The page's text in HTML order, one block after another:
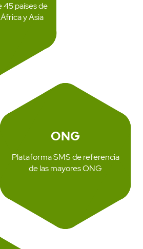
45 países de
y Asia
ONG
Plataforma SMS de referencia
de las mayores ONG